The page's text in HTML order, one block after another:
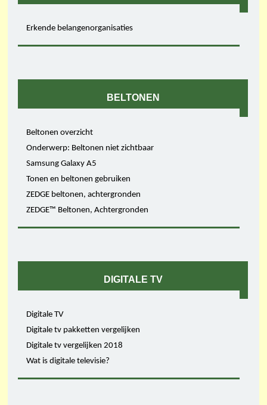
Erkende belangenorganisaties
BELTONEN
Beltonen overzicht
Onderwerp: Beltonen niet zichtbaar
Samsung Galaxy A5
Tonen en beltonen gebruiken
ZEDGE beltonen, achtergronden
ZEDGE™ Beltonen, Achtergronden
DIGITALE TV
Digitale TV
Digitale tv pakketten vergelijken
Digitale tv vergelijken 2018
Wat is digitale televisie?